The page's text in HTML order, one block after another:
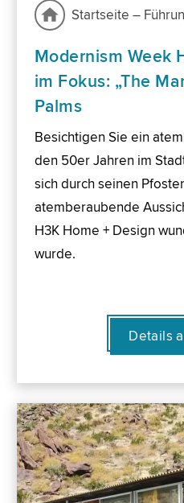
Startseite –
Modernism Week
im Fokus: „The
Palms
Besichtigen Sie ein
den 50er Jahren im
sich durch seinen
atemberaubende
H3K Home + Design
wurde.
Details